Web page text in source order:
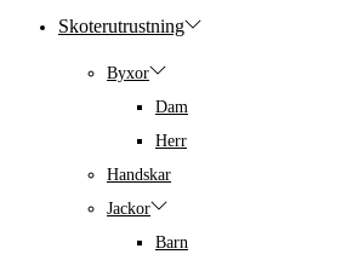
Skoterutrustning
Byxor
Dam
Herr
Handskar
Jackor
Barn